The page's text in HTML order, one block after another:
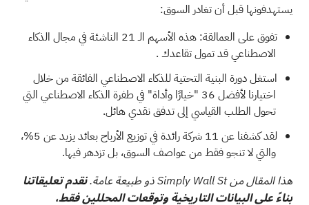
يستهدفونها قبل أن تغادر السوق:
تفوق على العمالقة: هذه
الأسهم الـ 21 الناشئة في مجال الذكاء
الاصطناعي قد تمول تقاعدك.
استغل دورة البنية التحتية للذكاء الاصطناعي الفائقة من خلال
اختيارنا لأفضل 36 "خيارًا وأداة" في طفرة الذكاء الاصطناعي
التي
تحول الطلب القياسي إلى تدفق نقدي هائل.
لقد كشفنا عن 11 شركة رائدة في توزيع الأرباح
بعائد يزيد عن 5%،
والتي لا تنجو فقط من عواصف السوق، بل تزدهر فيها.
هذا المقال من Simply Wall St ذو طبيعة عامة.
نقدم تعليقاتنا
بناءً على البيانات التاريخية وتوقعات المحللين فقط،